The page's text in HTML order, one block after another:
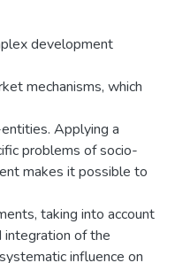
development
mechanisms, which
Applying a
problems of socio-
makes it possible to
taking into account
integration of the
influence on